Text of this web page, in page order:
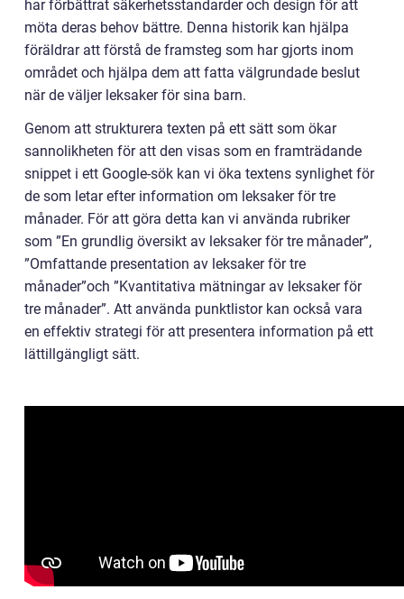
har förbättrat säkerhetsstandarder och design för att
möta deras behov bättre. Denna historik kan hjälpa
föräldrar att förstå de framsteg som har gjorts inom
området och hjälpa dem att fatta välgrundade beslut
när de väljer leksaker för sina barn.
Genom att strukturera texten på ett sätt som ökar
sannolikheten för att den visas som en framträdande
snippet i ett Google-sök kan vi öka textens synlighet för
de som letar efter information om leksaker för tre
månader. För att göra detta kan vi använda rubriker
som ”En grundlig översikt av leksaker för tre månader”,
”Omfattande presentation av leksaker för tre
månader”och ”Kvantitativa mätningar av leksaker för
tre månader”. Att använda punktlistor kan också vara
en effektiv strategi för att presentera information på ett
lättillgängligt sätt.